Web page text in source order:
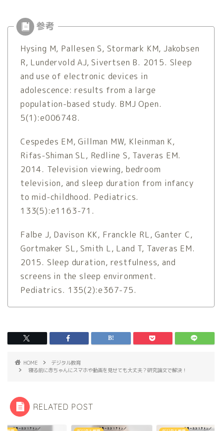
Hysing M, Pallesen S, Stormark KM, Jakobsen
R, Lundervold AJ, Sivertsen B. 2015. Sleep
and use of electronic devices in
adolescence: results from a large
population-based study. BMJ Open.
5(1):e006748.
Cespedes EM, Gillman MW, Kleinman K,
Rifas-Shiman SL, Redline S, Taveras EM.
2014. Television viewing, bedroom
television, and sleep duration from infancy
to mid-childhood. Pediatrics.
133(5):e1163-71.
Falbe J, Davison KK, Franckle RL, Ganter C,
Gortmaker SL, Smith L, Land T, Taveras EM.
2015. Sleep duration, restfulness, and
screens in the sleep environment.
Pediatrics. 135(2):e367-75.
HOME
デジタル教育
寝る前に赤ちゃんにスマホや動画を見せても大丈夫？研究論文で解決！
RELATED POST